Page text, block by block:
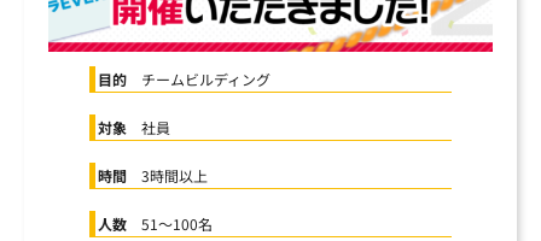
閉じる
目的 チームビルディング
対象 社員
時間 3時間以上
人数 51〜100名